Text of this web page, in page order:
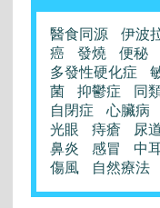
醫食同源 伊波
癌
發燒 便秘
多發性硬化症
菌
抑鬱症 同
自閉症
心臟病
光眼
痔瘡 尿
鼻炎
感冒 中
傷風
自然療法